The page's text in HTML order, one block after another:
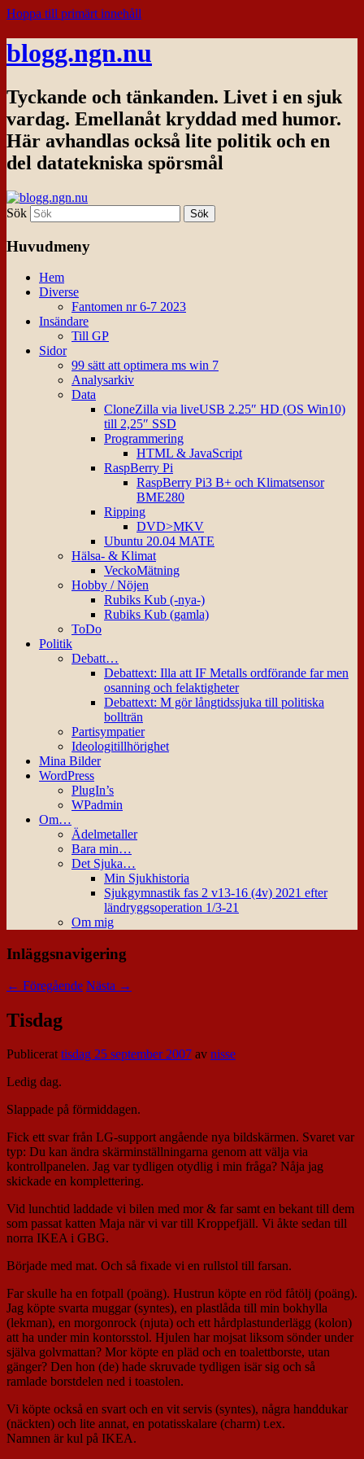
Hoppa till primärt innehåll
blogg.ngn.nu
Tyckande och tänkanden. Livet i en sjuk
vardag. Emellanåt kryddad med humor.
Här avhandlas också lite politik och en
del datatekniska spörsmål
Sök
Huvudmeny
Hem
Diverse
Fantomen nr 6-7 2023
Insändare
Till GP
Sidor
99 sätt att optimera ms win 7
Analysarkiv
Data
CloneZilla via liveUSB 2.25″ HD (OS Win10)
till 2,25″ SSD
Programmering
HTML & JavaScript
RaspBerry Pi
RaspBerry Pi3 B+ och Klimatsensor
BME280
Ripping
DVD>MKV
Ubuntu 20.04 MATE
Hälsa- & Klimat
VeckoMätning
Hobby / Nöjen
Rubiks Kub (-nya-)
Rubiks Kub (gamla)
ToDo
Politik
Debatt…
Debattext: Illa att IF Metalls ordförande far men
osanning och felaktigheter
Debattext: M gör långtidssjuka till politiska
bollträn
Partisympatier
Ideologitillhörighet
Mina Bilder
WordPress
PlugIn’s
WPadmin
Om…
Ädelmetaller
Bara min…
Det Sjuka…
Min Sjukhistoria
Sjukgymnastik fas 2 v13-16 (4v) 2021 efter
ländryggsoperation 1/3-21
Om mig
Inläggsnavigering
← Föregående Nästa →
Tisdag
Publicerattisdag 25 september 2007 av nisse
Ledig dag.
Slappade på förmiddagen.
Fick ett svar från LG-support angående nya bildskärmen. Svaret var
typ: Du kan ändra skärminställningarna genom att välja via
kontrollpanelen. Jag var tydligen otydlig i min fråga? Nåja jag
skickade en komplettering.
Vid lunchtid laddade vi bilen med mor & far samt en bekant till dem
som passat katten Maja när vi var till Kroppefjäll. Vi åkte sedan till
norra IKEA i GBG.
Började med mat. Och så fixade vi en rullstol till farsan.
Far skulle ha en fotpall (poäng). Hustrun köpte en röd fåtölj (poäng).
Jag köpte svarta muggar (syntes), en plastlåda till min bokhylla
(lekman), en morgonrock (njuta) och ett hårdplastunderlägg (kolon)
att ha under min kontorsstol. Hjulen har mojsat liksom sönder under
själva golvmattan? Mor köpte en pläd och en toalettborste, utan
gänger? Den hon (de) hade skruvade tydligen isär sig och så
ramlade borstdelen ned i toastolen.
Vi köpte också en svart och en vit servis (syntes), några handdukar
(näckten) och lite annat, en potatisskalare (charm) t.ex.
Namnen är kul på IKEA.